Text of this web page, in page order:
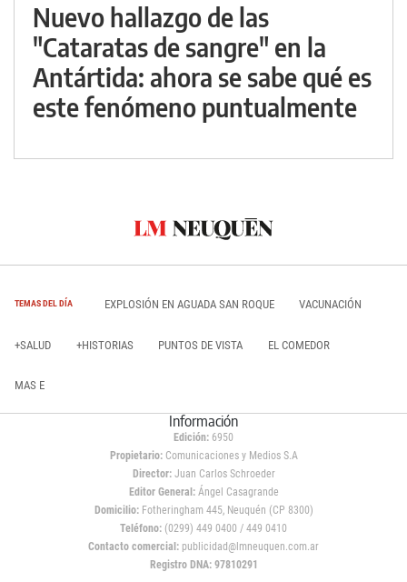
Nuevo hallazgo de las
"Cataratas de sangre" en la
Antártida: ahora se sabe qué es
este fenómeno puntualmente
TEMAS DEL DÍA EXPLOSIÓN EN AGUADA SAN ROQUE VACUNACIÓN
+SALUD +HISTORIAS PUNTOS DE VISTA EL COMEDOR
MAS E
Información
Edición: 6950
Propietario:Comunicaciones y Medios S.A
Director: Juan Carlos Schroeder
Editor General:Ángel Casagrande
Domicilio:Fotheringham 445, Neuquén (CP 8300)
Teléfono: (0299) 449 0400 / 449 0410
Contacto comercial: publicidad@lmneuquen.com.ar
Registro DNA: 97810291